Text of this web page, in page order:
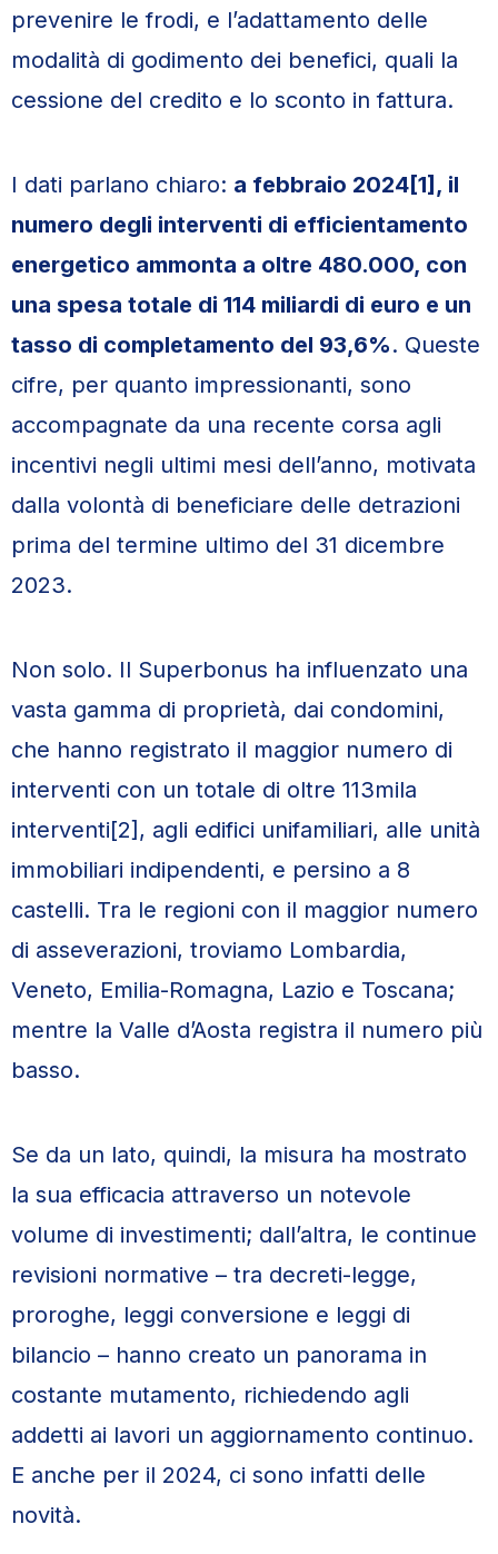
prevenire le frodi, e l’adattamento delle
modalità di godimento dei benefici, quali la
cessione del credito e lo sconto in fattura.
I dati parlano chiaro: a febbraio 2024[1], il
numero degli interventi di efficientamento
energetico ammonta a oltre 480.000, con
una spesa totale di 114 miliardi di euro e un
tasso di completamento del 93,6%. Queste
cifre, per quanto impressionanti, sono
accompagnate da una recente corsa agli
incentivi negli ultimi mesi dell’anno, motivata
dalla volontà di beneficiare delle detrazioni
prima del termine ultimo del 31 dicembre
2023.
Non solo. Il Superbonus ha influenzato una
vasta gamma di proprietà, dai condomini,
che hanno registrato il maggior numero di
interventi con un totale di oltre 113mila
interventi[2], agli edifici unifamiliari, alle unità
immobiliari indipendenti, e persino a 8
castelli. Tra le regioni con il maggior numero
di asseverazioni, troviamo Lombardia,
Veneto, Emilia-Romagna, Lazio e Toscana;
mentre la Valle d’Aosta registra il numero più
basso.
Se da un lato, quindi, la misura ha mostrato
la sua efficacia attraverso un notevole
volume di investimenti; dall’altra, le continue
revisioni normative – tra decreti-legge,
proroghe, leggi conversione e leggi di
bilancio – hanno creato un panorama in
costante mutamento, richiedendo agli
addetti ai lavori un aggiornamento continuo.
E anche per il 2024, ci sono infatti delle
novità.